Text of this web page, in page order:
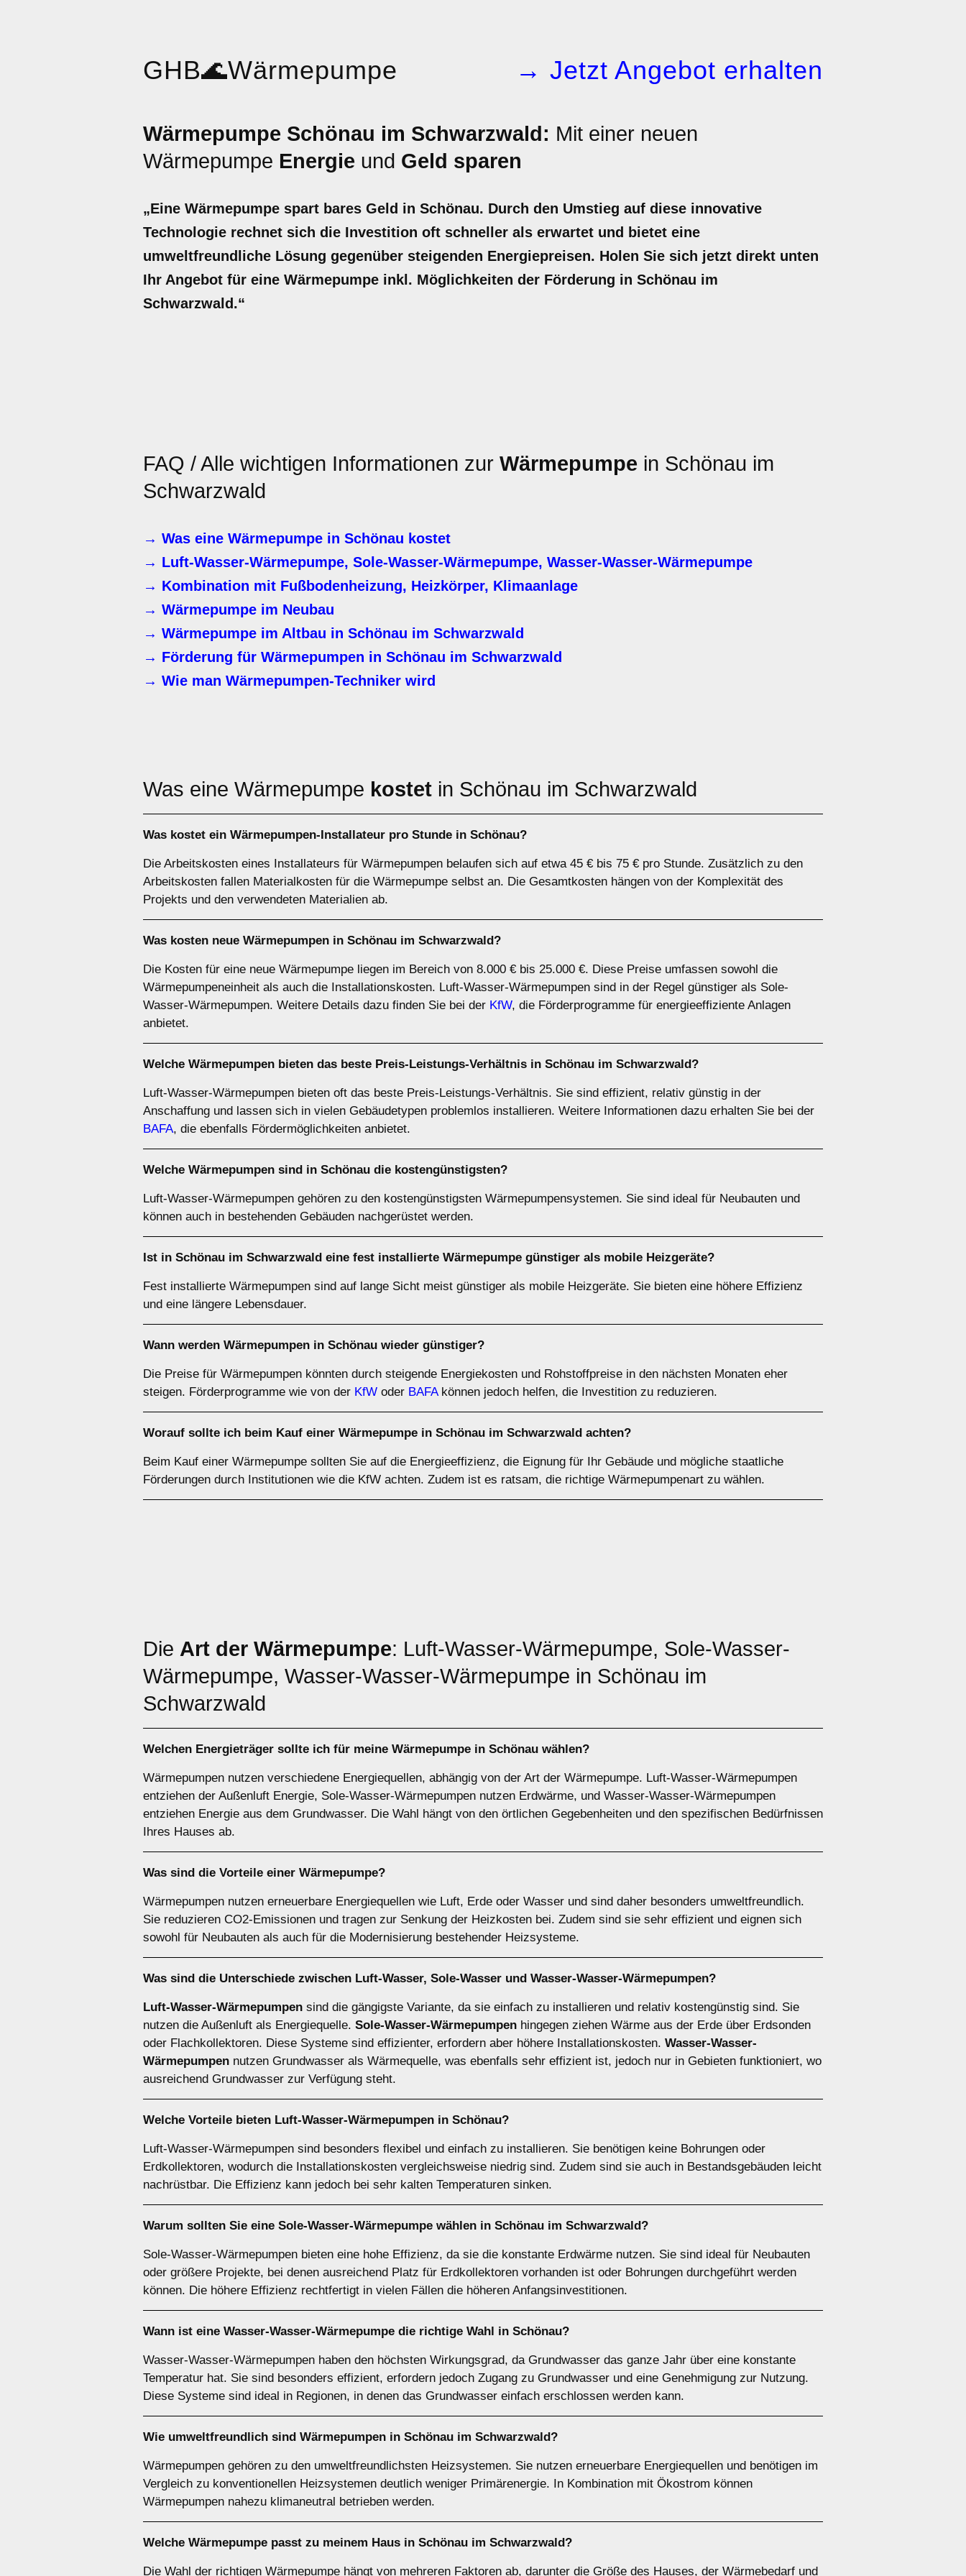
GHB🌊Wärmepumpe → Jetzt Angebot erhalten
Wärmepumpe Schönau im Schwarzwald: Mit einer neuen
Wärmepumpe Energie und Geld sparen
„Eine Wärmepumpe spart bares Geld in Schönau. Durch den Umstieg auf diese innovative
Technologie rechnet sich die Investition oft schneller als erwartet und bietet eine
umweltfreundliche Lösung gegenüber steigenden Energiepreisen. Holen Sie sich jetzt direkt unten
Ihr Angebot für eine Wärmepumpe inkl. Möglichkeiten der Förderung in Schönau im
Schwarzwald.“
FAQ / Alle wichtigen Informationen zur Wärmepumpe in Schönau im
Schwarzwald
→ Was eine Wärmepumpe in Schönau kostet
→ Luft-Wasser-Wärmepumpe, Sole-Wasser-Wärmepumpe, Wasser-Wasser-Wärmepumpe
→ Kombination mit Fußbodenheizung, Heizkörper, Klimaanlage
→ Wärmepumpe im Neubau
→ Wärmepumpe im Altbau in Schönau im Schwarzwald
→ Förderung für Wärmepumpen in Schönau im Schwarzwald
→ Wie man Wärmepumpen-Techniker wird
Was eine Wärmepumpe kostet in Schönau im Schwarzwald
Was kostet ein Wärmepumpen-Installateur pro Stunde in Schönau?
Die Arbeitskosten eines Installateurs für Wärmepumpen belaufen sich auf etwa 45 € bis 75 € pro Stunde. Zusätzlich zu den
Arbeitskosten fallen Materialkosten für die Wärmepumpe selbst an. Die Gesamtkosten hängen von der Komplexität des
Projekts und den verwendeten Materialien ab.
Was kosten neue Wärmepumpen in Schönau im Schwarzwald?
Die Kosten für eine neue Wärmepumpe liegen im Bereich von 8.000 € bis 25.000 €. Diese Preise umfassen sowohl die
Wärmepumpeneinheit als auch die Installationskosten. Luft-Wasser-Wärmepumpen sind in der Regel günstiger als Sole-
Wasser-Wärmepumpen. Weitere Details dazu finden Sie bei der KfW, die Förderprogramme für energieeffiziente Anlagen
anbietet.
Welche Wärmepumpen bieten das beste Preis-Leistungs-Verhältnis in Schönau im Schwarzwald?
Luft-Wasser-Wärmepumpen bieten oft das beste Preis-Leistungs-Verhältnis. Sie sind effizient, relativ günstig in der
Anschaffung und lassen sich in vielen Gebäudetypen problemlos installieren. Weitere Informationen dazu erhalten Sie bei der
BAFA, die ebenfalls Fördermöglichkeiten anbietet.
Welche Wärmepumpen sind in Schönau die kostengünstigsten?
Luft-Wasser-Wärmepumpen gehören zu den kostengünstigsten Wärmepumpensystemen. Sie sind ideal für Neubauten und
können auch in bestehenden Gebäuden nachgerüstet werden.
Ist in Schönau im Schwarzwald eine fest installierte Wärmepumpe günstiger als mobile Heizgeräte?
Fest installierte Wärmepumpen sind auf lange Sicht meist günstiger als mobile Heizgeräte. Sie bieten eine höhere Effizienz
und eine längere Lebensdauer.
Wann werden Wärmepumpen in Schönau wieder günstiger?
Die Preise für Wärmepumpen könnten durch steigende Energiekosten und Rohstoffpreise in den nächsten Monaten eher
steigen. Förderprogramme wie von der KfW oder BAFAkönnen jedoch helfen, die Investition zu reduzieren.
Worauf sollte ich beim Kauf einer Wärmepumpe in Schönau im Schwarzwald achten?
Beim Kauf einer Wärmepumpe sollten Sie auf die Energieeffizienz, die Eignung für Ihr Gebäude und mögliche staatliche
Förderungen durch Institutionen wie die KfW achten. Zudem ist es ratsam, die richtige Wärmepumpenart zu wählen.
Die Art der Wärmepumpe: Luft-Wasser-Wärmepumpe, Sole-Wasser-
Wärmepumpe, Wasser-Wasser-Wärmepumpe in Schönau im
Schwarzwald
Welchen Energieträger sollte ich für meine Wärmepumpe in Schönau wählen?
Wärmepumpen nutzen verschiedene Energiequellen, abhängig von der Art der Wärmepumpe. Luft-Wasser-Wärmepumpen
entziehen der Außenluft Energie, Sole-Wasser-Wärmepumpen nutzen Erdwärme, und Wasser-Wasser-Wärmepumpen
entziehen Energie aus dem Grundwasser. Die Wahl hängt von den örtlichen Gegebenheiten und den spezifischen Bedürfnissen
Ihres Hauses ab.
Was sind die Vorteile einer Wärmepumpe?
Wärmepumpen nutzen erneuerbare Energiequellen wie Luft, Erde oder Wasser und sind daher besonders umweltfreundlich.
Sie reduzieren CO2-Emissionen und tragen zur Senkung der Heizkosten bei. Zudem sind sie sehr effizient und eignen sich
sowohl für Neubauten als auch für die Modernisierung bestehender Heizsysteme.
Was sind die Unterschiede zwischen Luft-Wasser, Sole-Wasser und Wasser-Wasser-Wärmepumpen?
Luft-Wasser-Wärmepumpen sind die gängigste Variante, da sie einfach zu installieren und relativ kostengünstig sind. Sie
nutzen die Außenluft als Energiequelle. Sole-Wasser-Wärmepumpen hingegen ziehen Wärme aus der Erde über Erdsonden
oder Flachkollektoren. Diese Systeme sind effizienter, erfordern aber höhere Installationskosten. Wasser-Wasser-
Wärmepumpen nutzen Grundwasser als Wärmequelle, was ebenfalls sehr effizient ist, jedoch nur in Gebieten funktioniert, wo
ausreichend Grundwasser zur Verfügung steht.
Welche Vorteile bieten Luft-Wasser-Wärmepumpen in Schönau?
Luft-Wasser-Wärmepumpen sind besonders flexibel und einfach zu installieren. Sie benötigen keine Bohrungen oder
Erdkollektoren, wodurch die Installationskosten vergleichsweise niedrig sind. Zudem sind sie auch in Bestandsgebäuden leicht
nachrüstbar. Die Effizienz kann jedoch bei sehr kalten Temperaturen sinken.
Warum sollten Sie eine Sole-Wasser-Wärmepumpe wählen in Schönau im Schwarzwald?
Sole-Wasser-Wärmepumpen bieten eine hohe Effizienz, da sie die konstante Erdwärme nutzen. Sie sind ideal für Neubauten
oder größere Projekte, bei denen ausreichend Platz für Erdkollektoren vorhanden ist oder Bohrungen durchgeführt werden
können. Die höhere Effizienz rechtfertigt in vielen Fällen die höheren Anfangsinvestitionen.
Wann ist eine Wasser-Wasser-Wärmepumpe die richtige Wahl in Schönau?
Wasser-Wasser-Wärmepumpen haben den höchsten Wirkungsgrad, da Grundwasser das ganze Jahr über eine konstante
Temperatur hat. Sie sind besonders effizient, erfordern jedoch Zugang zu Grundwasser und eine Genehmigung zur Nutzung.
Diese Systeme sind ideal in Regionen, in denen das Grundwasser einfach erschlossen werden kann.
Wie umweltfreundlich sind Wärmepumpen in Schönau im Schwarzwald?
Wärmepumpen gehören zu den umweltfreundlichsten Heizsystemen. Sie nutzen erneuerbare Energiequellen und benötigen im
Vergleich zu konventionellen Heizsystemen deutlich weniger Primärenergie. In Kombination mit Ökostrom können
Wärmepumpen nahezu klimaneutral betrieben werden.
Welche Wärmepumpe passt zu meinem Haus in Schönau im Schwarzwald?
Die Wahl der richtigen Wärmepumpe hängt von mehreren Faktoren ab, darunter die Größe des Hauses, der Wärmebedarf und